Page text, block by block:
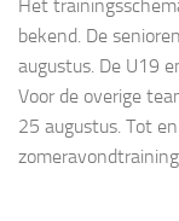
Het
bekend. De
augustus. De U19
Voor de overige
25 augustus. Tot